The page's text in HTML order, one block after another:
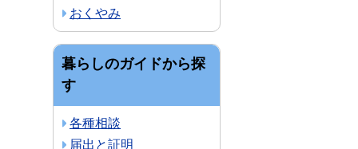
おくやみ
暮らしのガイドから探
す
各種相談
届出と証明